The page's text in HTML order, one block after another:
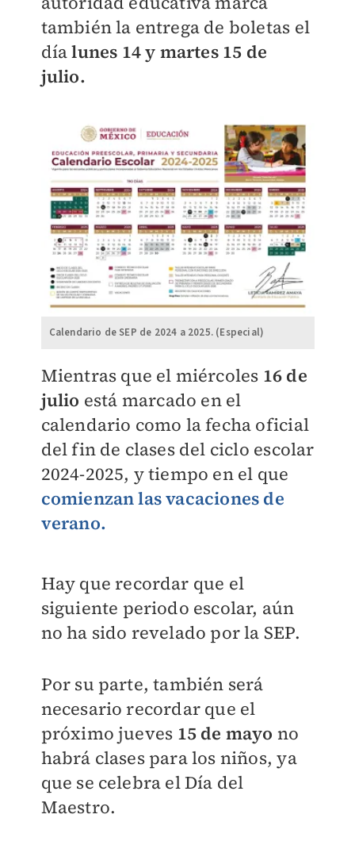
también la entrega de boletas el
díalunes 14 y martes 15 de
julio.
Calendario de SEP de 2024 a 2025. (Especial)
Mientras que el miércoles 16 de
julio está marcado en el
calendario como la fecha oficial
del fin de clases del ciclo escolar
2024-2025, y tiempo en el que
comienzan las vacaciones de
verano.
Hay que recordar que el
siguiente periodo escolar, aún
no ha sido revelado por la SEP.
Por su parte, también será
necesario recordar que el
próximo jueves 15 de mayo no
habrá clases para los niños, ya
que se celebra el Día del
Maestro.